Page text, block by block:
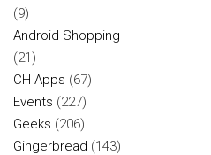
(9)
Android Shopping
(21)
CH Apps (67)
Events (227)
Geeks (206)
Gingerbread (143)